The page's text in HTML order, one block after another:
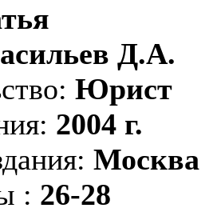
Д.А.
Юрист
2004 г.
Москва
: 26-28